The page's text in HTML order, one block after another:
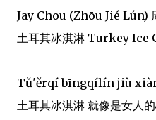
Jay Chou (Zhōu Jié
土耳其冰淇淋 Turkey Ice
Tǔ'ěrqí bīngqílín jiù
土耳其冰淇淋 就像是女人